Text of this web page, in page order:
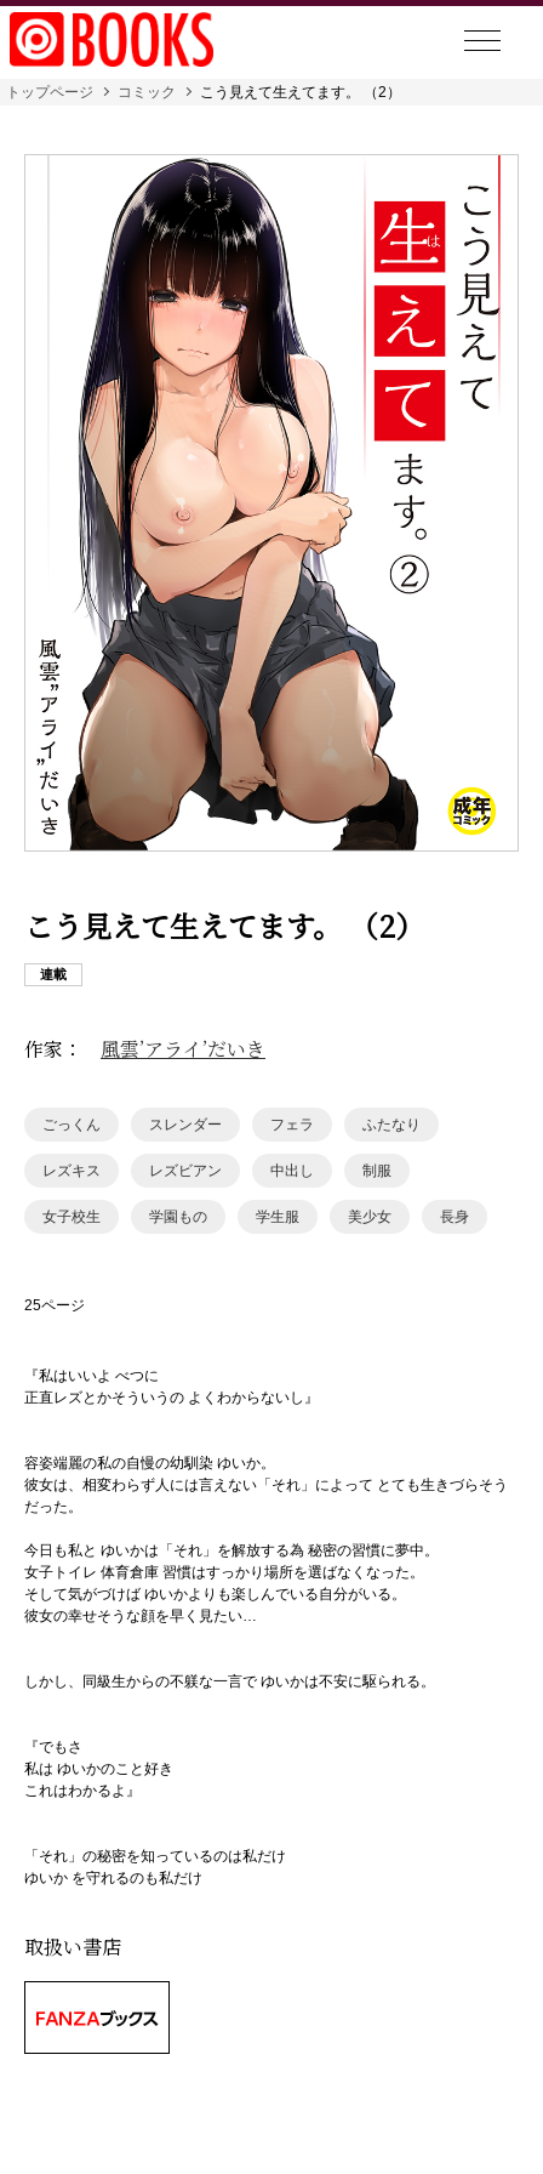
トップページ コミック こう見えて生えてます。 （2）
こう見えて生えてます。 （2）
連載
作家： 風雲’アライ’だいき
ごっくん スレンダー フェラ ふたなり
レズキス レズビアン 中出し 制服
女子校生 学園もの 学生服 美少女 長身
25ページ
『私はいいよ べつに
正直レズとかそういうの よくわからないし』
容姿端麗の私の自慢の幼馴染 ゆいか。
彼女は、相変わらず人には言えない「それ」によって とても生きづらそう
だった。
今日も私と ゆいかは「それ」を解放する為 秘密の習慣に夢中。
女子トイレ 体育倉庫 習慣はすっかり場所を選ばなくなった。
そして気がづけば ゆいかよりも楽しんでいる自分がいる。
彼女の幸せそうな顔を早く見たい…
しかし、同級生からの不躾な一言で ゆいかは不安に駆られる。
『でもさ
私は ゆいかのこと好き
これはわかるよ』
「それ」の秘密を知っているのは私だけ
ゆいか を守れるのも私だけ
取扱い書店